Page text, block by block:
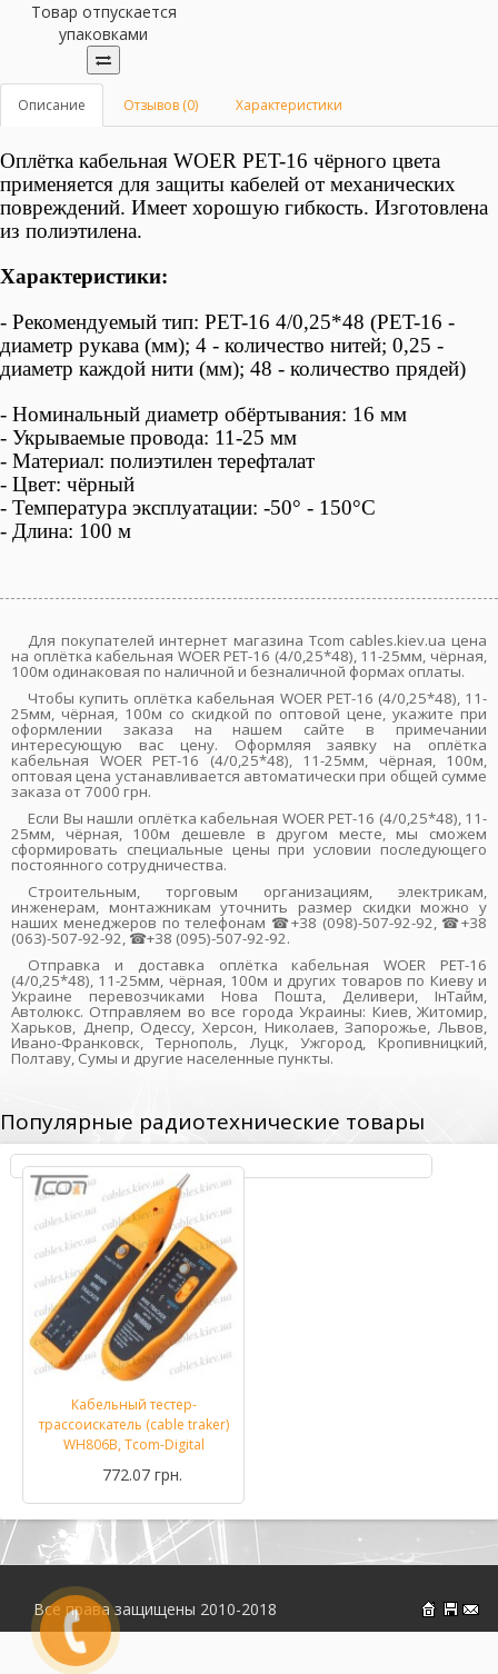
Товар отпускается
упаковками
Описание Отзывов (0) Характеристики
Оплётка кабельная WOER PET-16 чёрного цвета
применяется для защиты кабелей от механических
повреждений. Имеет хорошую гибкость. Изготовлена
из полиэтилена.
Характеристики:
- Рекомендуемый тип: PET-16 4/0,25*48 (PET-16 -
диаметр рукава (мм); 4 - количество нитей; 0,25 -
диаметр каждой нити (мм); 48 - количество прядей)
- Номинальный диаметр обёртывания: 16 мм
- Укрываемые провода: 11-25 мм
- Материал: полиэтилен терефталат
- Цвет: чёрный
- Температура эксплуатации: -50° - 150°С
- Длина: 100 м
Для покупателей интернет магазина Tcom cables.kiev.ua цена
на оплётка кабельная WOER PET-16 (4/0,25*48), 11-25мм, чёрная,
100м одинаковая по наличной и безналичной формах оплаты.
Чтобы купить оплётка кабельная WOER PET-16 (4/0,25*48), 11-
25мм, чёрная, 100м со скидкой по оптовой цене, укажите при
оформлении заказа на нашем сайте в примечании
интересующую вас цену. Оформляя заявку на оплётка
кабельная WOER PET-16 (4/0,25*48), 11-25мм, чёрная, 100м,
оптовая цена устанавливается автоматически при общей сумме
заказа от 7000 грн.
Если Вы нашли оплётка кабельная WOER PET-16 (4/0,25*48), 11-
25мм, чёрная, 100м дешевле в другом месте, мы сможем
сформировать специальные цены при условии последующего
постоянного сотрудничества.
Строительным, торговым организациям, электрикам,
инженерам, монтажникам уточнить размер скидки можно у
наших менеджеров по телефонам ☎+38 (098)-507-92-92, ☎+38
(063)-507-92-92, ☎+38 (095)-507-92-92.
Отправка и доставка оплётка кабельная WOER PET-16
(4/0,25*48), 11-25мм, чёрная, 100м и других товаров по Киеву и
Украине перевозчиками Нова Пошта, Деливери, ІнТайм,
Автолюкс. Отправляем во все города Украины: Киев, Житомир,
Харьков, Днепр, Одессу, Херсон, Николаев, Запорожье, Львов,
Ивано-Франковск, Тернополь, Луцк, Ужгород, Кропивницкий,
Полтаву, Сумы и другие населенные пункты.
Популярные радиотехнические товары
Кабельный тестер-
трассоискатель (cable traker)
WH806B, Tcom-Digital
772.07 грн.
На
Все права защищены 2010-2018